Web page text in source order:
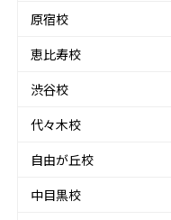
原宿校
恵比寿校
渋谷校
代々木校
自由が丘校
中目黒校